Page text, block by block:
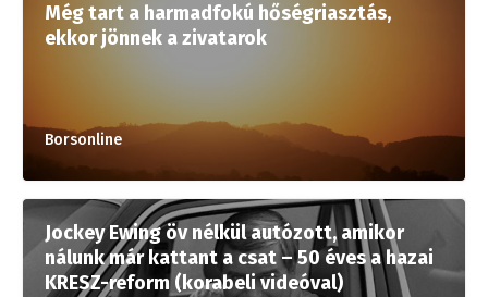
Még tart a harmadfokú hőségriasztás,
ekkor jönnek a zivatarok
Borsonline
Jockey Ewing öv nélkül autózott, amikor
nálunk már kattant a csat – 50 éves a hazai
KRESZ-reform (korabeli videóval)